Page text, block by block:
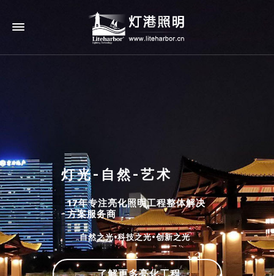
灯光-自然-艺术
17年专注亮化照明工程整体解决
方案服务商
自然之光•科技之光•创新之光